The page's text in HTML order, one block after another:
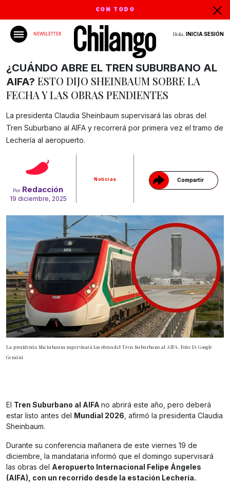
CON TODO
NEWSLETTER Hola, INICIA SESIÓN
Por Redacción
19 diciembre, 2025
Noticias Compartir
Gracias!
¿CUÁNDO ABRE EL TREN SUBURBANO AL
AIFA? ESTO DIJO SHEINBAUM SOBRE LA
FECHA Y LAS OBRAS PENDIENTES
La presidenta Claudia Sheinbaum supervisará las obras del
Tren Suburbano al AIFA y recorrerá por primera vez el tramo de
Lechería al aeropuerto.
La presidenta Sheinbaum supervisará las obras del Tren Suburbano al AIFA. Foto: IA Google
Gemini
El Tren Suburbano al AIFA no abrirá este año, pero deberá
estar listo antes del
Mundial 2026, afirmó la presidenta Claudia
Sheinbaum.
Durante su conferencia mañanera de este viernes 19 de
diciembre, la mandataria informó que el domingo supervisará
las obras del Aeropuerto Internacional Felipe Ángeles
(AIFA), con un recorrido desde la estación Lechería.